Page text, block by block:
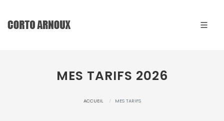
MES TARIFS 2026
ACCUEIL MES TARIFS